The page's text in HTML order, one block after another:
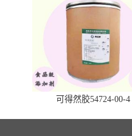
可得然胶54724-00-4